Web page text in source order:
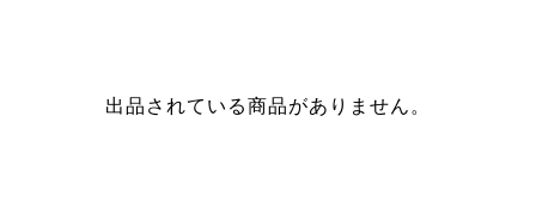
出品されている商品がありません。